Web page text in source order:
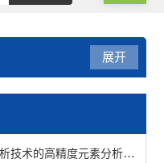
展开
合金直读光谱仪是一种基于光谱分析技术的高精度元素分析仪器